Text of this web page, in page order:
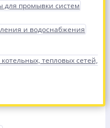
для промывки систем
и водоснабжения
тепловых сетей,